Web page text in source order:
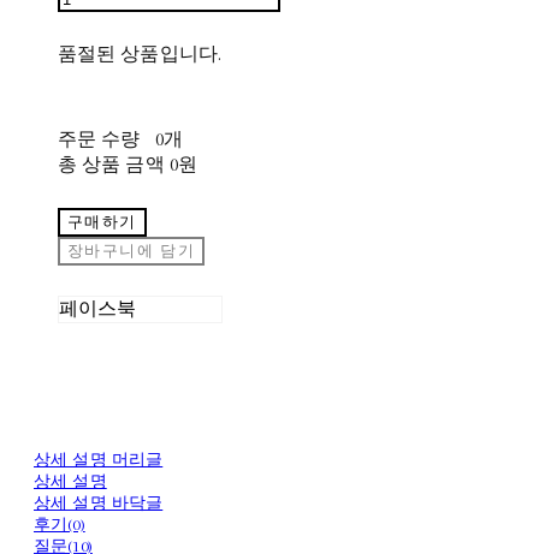
품절된 상품입니다.
주문 수량
0개
총 상품 금액 0원
구매하기
장바구니에 담기
페이스북
상세 설명 머리글
상세 설명
상세 설명 바닥글
후기(0)
질문(10)